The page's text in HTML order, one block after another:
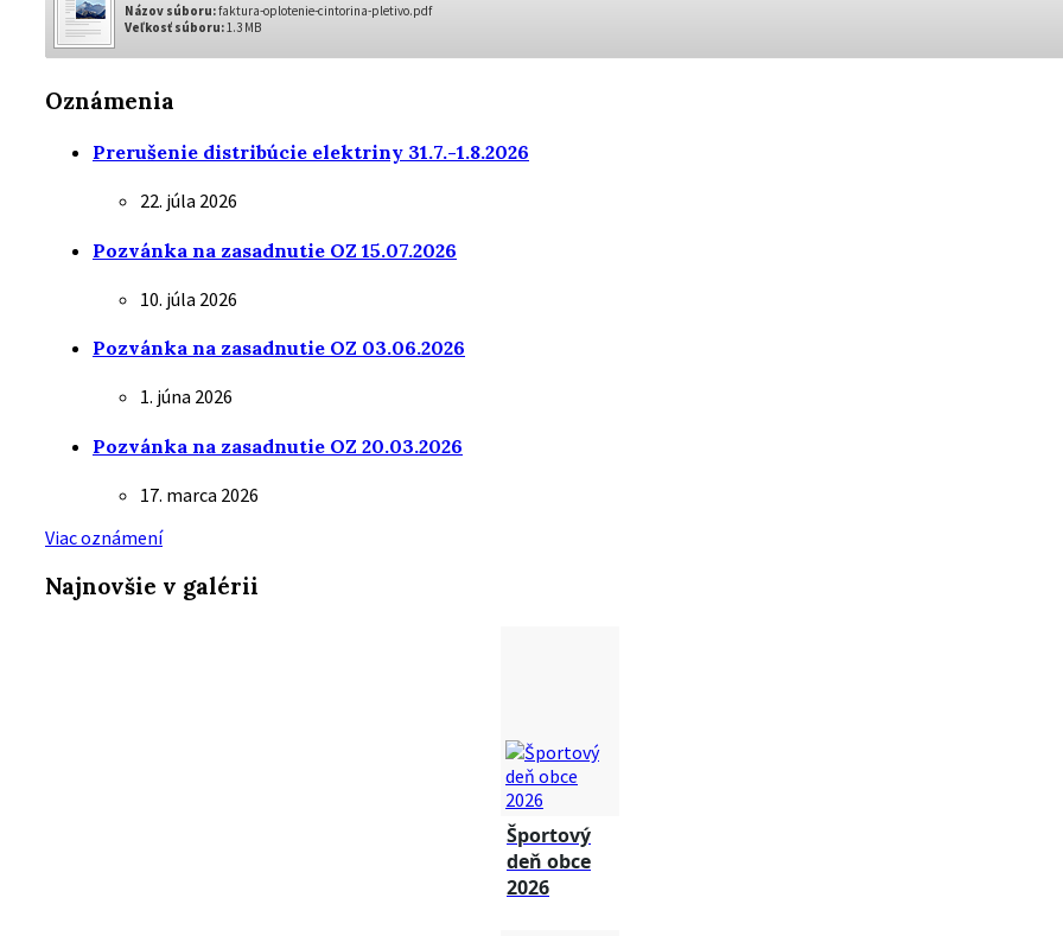
Názov súboru:faktura-oplotenie-cintorina-pletivo.pdf
Veľkosť súboru:1.3 MB
Oznámenia
Prerušenie distribúcie elektriny 31.7.-1.8.2026
22. júla 2026
Pozvánka na zasadnutie OZ 15.07.2026
10. júla 2026
Pozvánka na zasadnutie OZ 03.06.2026
1. júna 2026
Pozvánka na zasadnutie OZ 20.03.2026
17. marca 2026
Viac oznámení
Najnovšie v galérii
Športový
deň obce
2026